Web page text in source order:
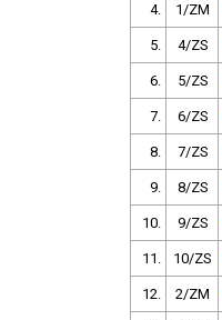
4. 1/ZM
5. 4/ZS
6. 5/ZS
7. 6/ZS
8. 7/ZS
9. 8/ZS
10. 9/ZS
11. 10/ZS
12. 2/ZM